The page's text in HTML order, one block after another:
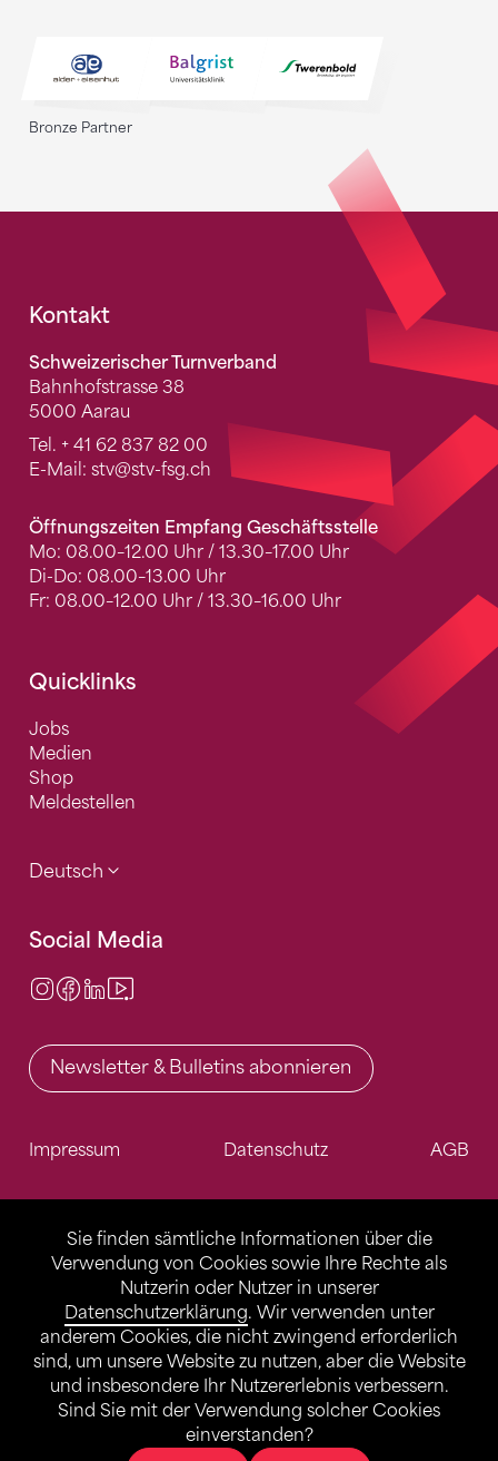
Sie finden sämtliche Informationen über die
Verwendung von Cookies sowie Ihre Rechte als
Nutzerin oder Nutzer in unserer
Datenschutzerklärung. Wir verwenden unter
anderem Cookies, die nicht zwingend erforderlich
sind, um unsere Website zu nutzen, aber die Website
und insbesondere Ihr Nutzererlebnis verbessern.
Sind Sie mit der Verwendung solcher Cookies
einverstanden?
Bronze Partner
Fusszeile
Kontakt
Schweizerischer Turnverband
Bahnhofstrasse 38
5000 Aarau
Tel. + 41 62 837 82 00
E-Mail: stv@stv-fsg.ch
Öffnungszeiten Empfang Geschäftsstelle
Mo: 08.00–12.00 Uhr / 13.30–17.00 Uhr
Di-Do: 08.00–13.00 Uhr
Fr: 08.00–12.00 Uhr / 13.30–16.00 Uhr
Quicklinks
Jobs
Medien
Shop
Meldestellen
Deutsch
Social Media
Instagram
Facebook
LinkedIn
Newsletter & Bulletins abonnieren
Impressum Datenschutz AGB